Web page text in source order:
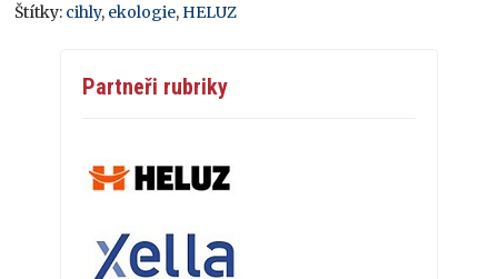
Štítky: cihly, ekologie, HELUZ
Partneři rubriky